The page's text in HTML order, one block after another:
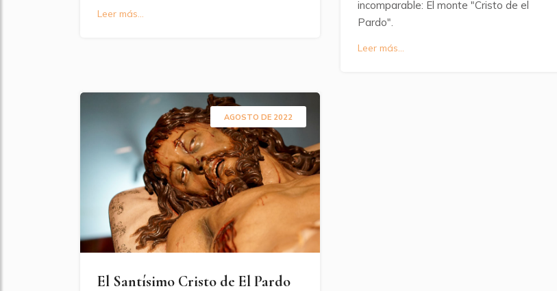
Leer más...
incomparable: El monte "Cristo de el
Pardo".
Leer más...
AGOSTO DE 2022
El Santísimo Cristo de El Pardo